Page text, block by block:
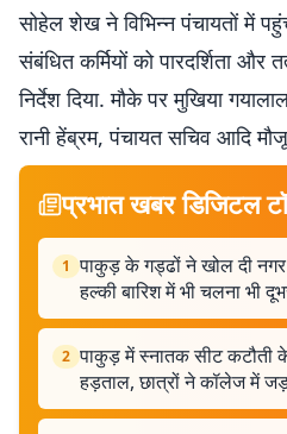
सोहेल शेख ने विभिन्न पंचायतों में
संबंधित कर्मियों को पारदर्शिता
निर्देश दिया. मौके पर मुखिया
रानी हेंब्रम, पंचायत सचिव आदि
प्रभात खबर डिजिटल
1 पाकुड़ के गड्ढों ने खोल दी नगर
हल्की बारिश में भी चलना भी
2 पाकुड़ में स्नातक सीट कटौती
हड़ताल, छात्रों ने कॉलेज में